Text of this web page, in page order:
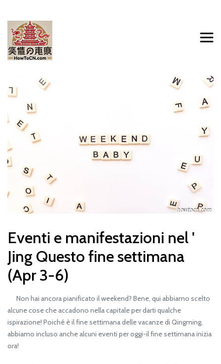
Eventi e manifestazioni nel '
Jing Questo fine settimana
(Apr 3-6)
Non hai ancora pianificato il weekend? Bene, qui abbiamo scelto
alcune cose che accadono nella capitale per darti qualche
ispirazione! Poiché è il fine settimana delle vacanze di Qingming,
abbiamo incluso anche alcuni eventi per oggi-il fine settimana inizia
ora!